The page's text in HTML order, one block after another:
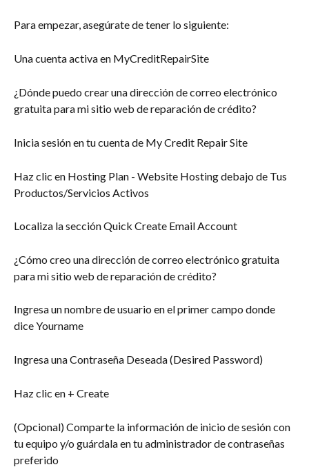
Para empezar, asegúrate de tener lo siguiente:
Una cuenta activa en MyCreditRepairSite
¿Dónde puedo crear una dirección de correo electrónico
gratuita para mi sitio web de reparación de crédito?
Inicia sesión en tu cuenta de My Credit Repair Site
Haz clic en Hosting Plan - Website Hosting debajo de Tus
Productos/Servicios Activos
Localiza la sección Quick Create Email Account
¿Cómo creo una dirección de correo electrónico gratuita
para mi sitio web de reparación de crédito?
Ingresa un nombre de usuario en el primer campo donde
dice Yourname
Ingresa una Contraseña Deseada (Desired Password)
Haz clic en + Create
(Opcional) Comparte la información de inicio de sesión con
tu equipo y/o guárdala en tu administrador de contraseñas
preferido